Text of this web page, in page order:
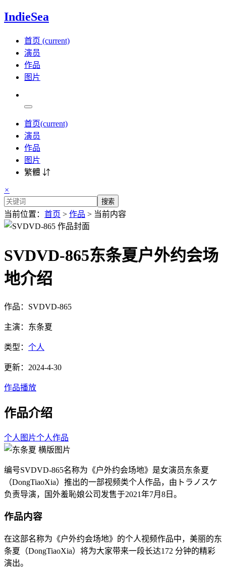
IndieSea
首页 (current)
演员
作品
图片
首页(current)
演员
作品
图片
繁體 ⇵
×
搜索
当前位置： 首页 > 作品 > 当前内容
SVDVD-865东条夏户外约会场
地介绍
作品：SVDVD-865
主演：东条夏
类型： 个人
更新：2024-4-30
作品播放
作品介绍
个人图片个人作品
编号SVDVD-865名称为《户外约会场地》是女演员东条夏
（DongTiaoXia）推出的一部视频类个人作品，由トラノスケ
负责导演，国外羞恥娘公司发售于2021年7月8日。
作品内容
在这部名称为《户外约会场地》的个人视频作品中，美丽的东
条夏（DongTiaoXia）将为大家带来一段长达172 分钟的精彩
演出。